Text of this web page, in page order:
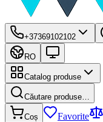
+37369102102
RO
Catalog produse
Căutare produse…
Coș Favorite